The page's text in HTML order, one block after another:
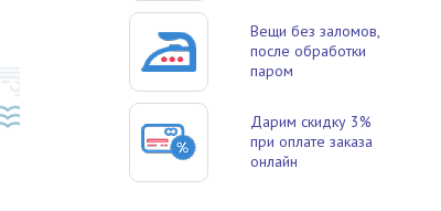
Вещи без заломов,
после обработки
паром
Дарим скидку 3%
при оплате заказа
онлайн